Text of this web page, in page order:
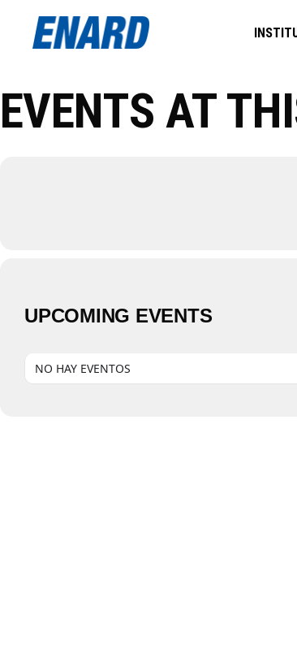
EVENTS AT
UPCOMING EVENTS
NO HAY EVENTOS